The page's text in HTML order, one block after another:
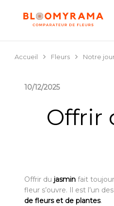
Accueil Fleurs Notre
10/12/2025
Offrir
Offrir du jasmin fait
fleur s’ouvre. Il est l’un
de fleurs et de plantes.